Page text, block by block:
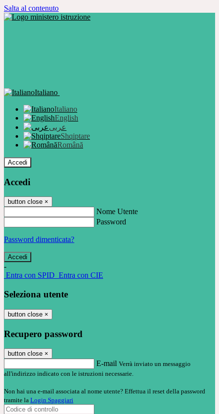
Salta al contenuto
Italiano
Italiano
English
عربى
Shqiptare
Română
Accedi
Accedi
button close ×
Nome Utente
Password
Password dimenticata?
-
Entra con SPID Entra con CIE
Seleziona utente
button close ×
Recupero password
button close ×
E-mail Verrà inviato un messaggio
all'indirizzo indicato con le istruzioni necessarie.
Non hai una e-mail associata al nome utente? Effettua il reset della password
tramite la Login Spaggiari